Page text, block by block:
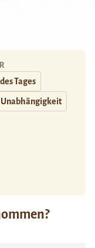
Tages
Unabhängigkeit